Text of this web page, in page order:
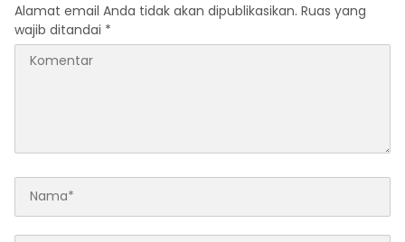
Alamat email Anda tidak akan dipublikasikan. Ruas yang
wajib ditandai *